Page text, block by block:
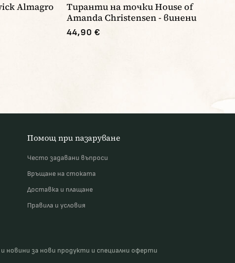
Almagro
Тиранти на точки House of
Amanda Christensen - винени
44,90 €
Помощ при пазаруване
Често задавани въпроси
Връщане на стоката
Доставка и плащане
Правила и условия
новини за нови продукти и специални оферти